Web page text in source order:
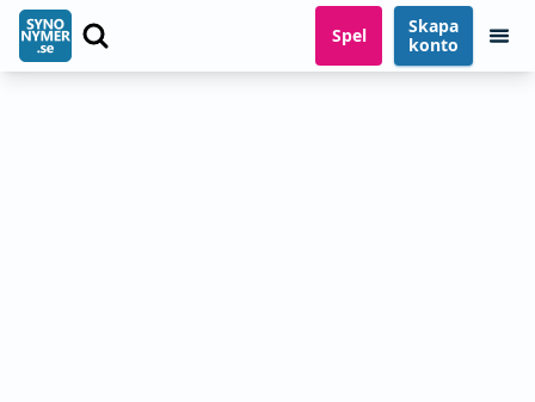
Spel
Skapa
konto